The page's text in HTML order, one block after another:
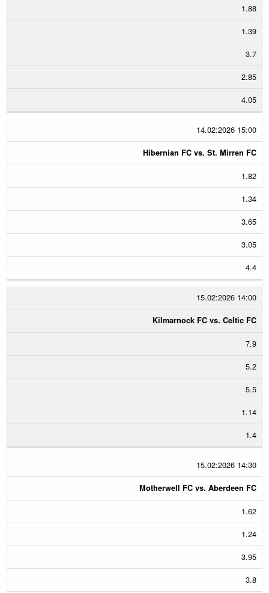
1.88
1.39
3.7
2.85
4.05
14.02:2026 15:00
Hibernian FC vs. St. Mirren FC
1.82
1.34
3.65
3.05
4.4
15.02:2026 14:00
Kilmarnock FC vs. Celtic FC
7.9
5.2
5.5
1.14
1.4
15.02:2026 14:30
Motherwell FC vs. Aberdeen FC
1.62
1.24
3.95
3.8